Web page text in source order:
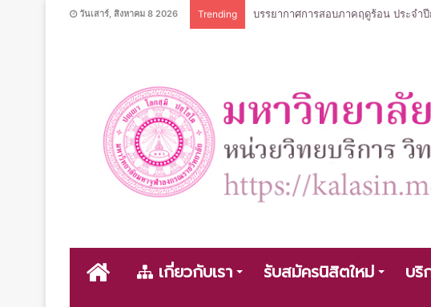
วันเสาร์, สิงหาคม 8 2026 Trending บรรยากาศการสอบภาคฤดูร้อน ประจ
เกี่ยวกับเรา รับสมัครนิสิตใหม่ บริ